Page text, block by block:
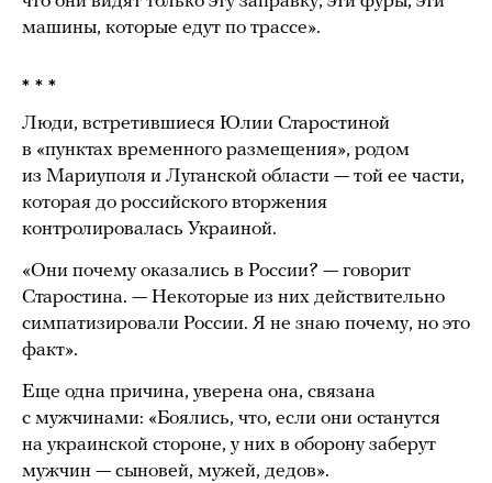
машины, которые едут по трассе».
* * *
Люди, встретившиеся Юлии Старостиной
в «пунктах временного размещения», родом
из Мариуполя и Луганской области — той ее части,
которая до российского вторжения
контролировалась Украиной.
«Они почему оказались в России? — говорит
Старостина. — Некоторые из них действительно
симпатизировали России. Я не знаю почему, но это
факт».
Еще одна причина, уверена она, связана
с мужчинами: «Боялись, что, если они останутся
на украинской стороне, у них в оборону заберут
мужчин — сыновей, мужей, дедов».